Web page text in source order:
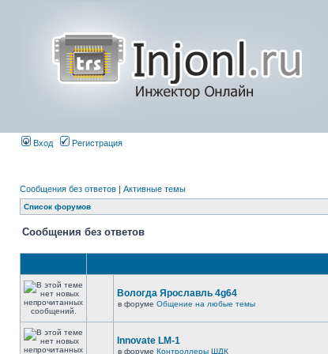
Вход Регистрация
Сообщения без ответов | Активные темы
Список форумов
Сообщения без ответов
Вологда Ярославль 4g64
в форуме Общение на любые темы
Innovate LM-1
в форуме Контроллеры ШДК